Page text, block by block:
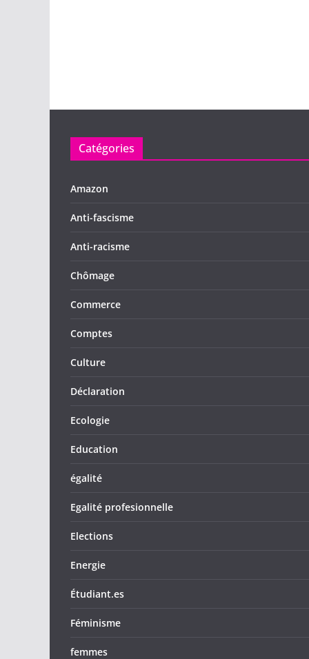
Catégories
Amazon
Anti-fascisme
Anti-racisme
Chômage
Commerce
Comptes
Culture
Déclaration
Ecologie
Education
égalité
Egalité profesionnelle
Elections
Energie
Étudiant.es
Féminisme
femmes